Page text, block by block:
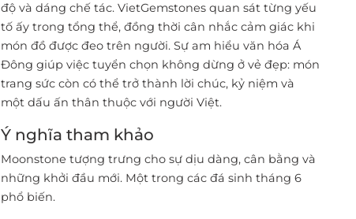
độ và dáng chế tác. VietGemstones quan sát từng yếu
tố ấy trong tổng thể, đồng thời cân nhắc cảm giác khi
món đồ được đeo trên người. Sự am hiểu văn hóa Á
Đông giúp việc tuyển chọn không dừng ở vẻ đẹp: món
trang sức còn có thể trở thành lời chúc, kỷ niệm và
một dấu ấn thân thuộc với người Việt.
Ý nghĩa tham khảo
Moonstone tượng trưng cho sự dịu dàng, cân bằng và
những khởi đầu mới. Một trong các đá sinh tháng 6
phổ biến.